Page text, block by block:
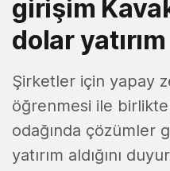
girişim
dolar yatırım
Şirketler için yapay
öğrenmesi ile
odağında çözümler
yatırım aldığını